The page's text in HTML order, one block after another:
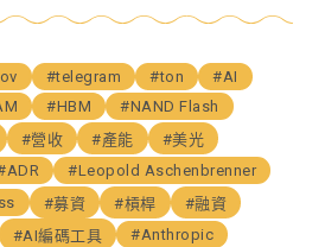
#telegram #ton
#AI
#HBM
#NAND Flash
#營收 #產能
#美光
#Leopold Aschenbrenner
#募資 #槓桿
#融資
#AI編碼工具
#Anthropic